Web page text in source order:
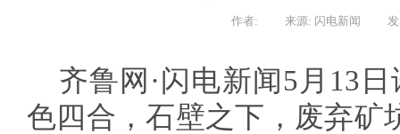
作者: 来源: 闪电新闻
齐鲁网·闪电新闻5月13
色四合，石壁之下，废弃矿